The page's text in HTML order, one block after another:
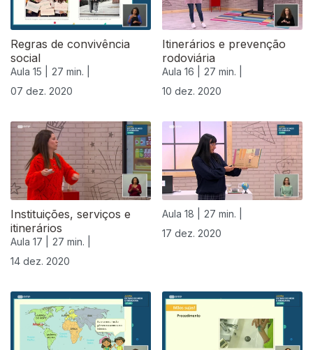
Regras de convivência
social
Aula 15 |
27 min. |
07 dez. 2020
Itinerários e prevenção
rodoviária
Aula 16 |
27 min. |
10 dez. 2020
Instituições, serviços e
itinerários
Aula 17 |
27 min. |
14 dez. 2020
Aula 18 |
27 min. |
17 dez. 2020